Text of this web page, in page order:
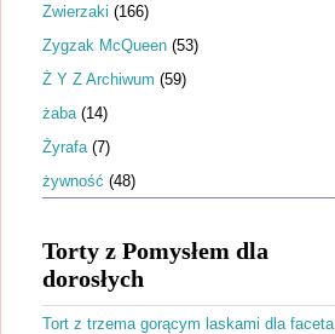
Zwierzaki (166)
Zygzak McQueen (53)
Ż Y Z Archiwum (59)
żaba (14)
Żyrafa (7)
żywność (48)
Torty z Pomysłem dla
dorosłych
Tort z trzema gorącym laskami dla faceta.